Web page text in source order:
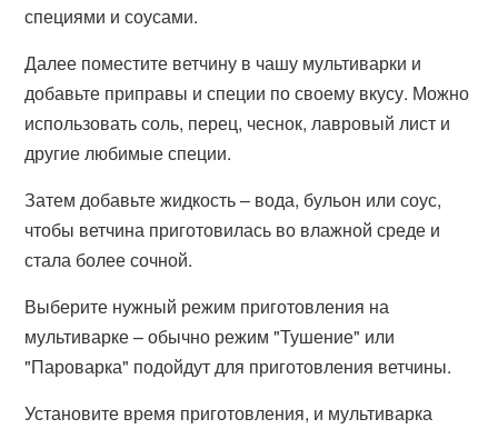
специями и соусами.
Далее поместите ветчину в чашу мультиварки и
добавьте приправы и специи по своему вкусу. Можно
использовать соль, перец, чеснок, лавровый лист и
другие любимые специи.
Затем добавьте жидкость – вода, бульон или соус,
чтобы ветчина приготовилась во влажной среде и
стала более сочной.
Выберите нужный режим приготовления на
мультиварке – обычно режим "Тушение" или
"Пароварка" подойдут для приготовления ветчины.
Установите время приготовления, и мультиварка